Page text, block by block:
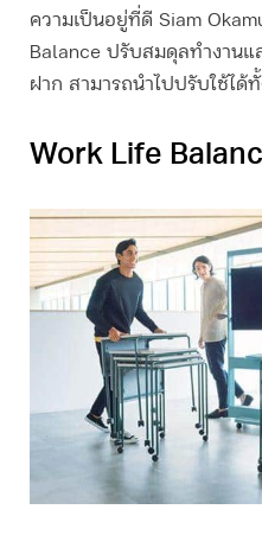
ความเป็นอยู่ที่ดี Siam
Balance ปรับสมดุลทำงานแ
ฝาก สามารถนำไปปรับใช้ได้
Work Life